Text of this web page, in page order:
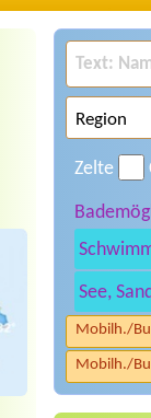
Zelte
See,
Mobilh./
Mobilh./